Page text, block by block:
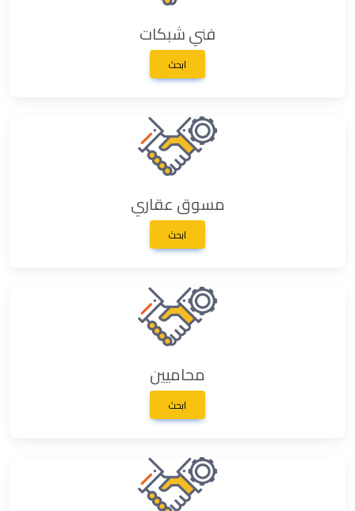
فني شبكات
ابحث
مسوق عقاري
ابحث
محاميين
ابحث